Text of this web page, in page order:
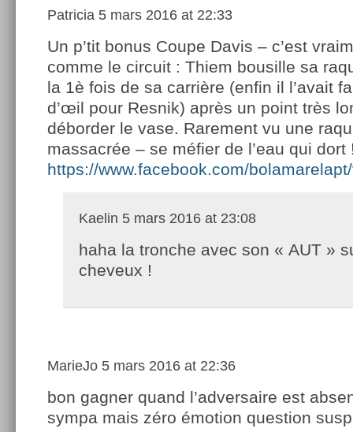
Patricia 5 mars 2016 at 22:33
Un p’tit bonus Coupe Davis – c’est
comme le circuit : Thiem bousille sa
la 1è fois de sa carrière (enfin il l’avait
d’œil pour Resnik) après un point très
déborder le vase. Rarement vu une
massacrée – se méfier de l’eau qui dort
https://www.facebook.com/
Kaelin 5 mars 2016 at 23:08
haha la tronche avec son « AUT »
cheveux !
MarieJo 5 mars 2016 at 22:36
bon gagner quand l’adversaire est
sympa mais zéro émotion question